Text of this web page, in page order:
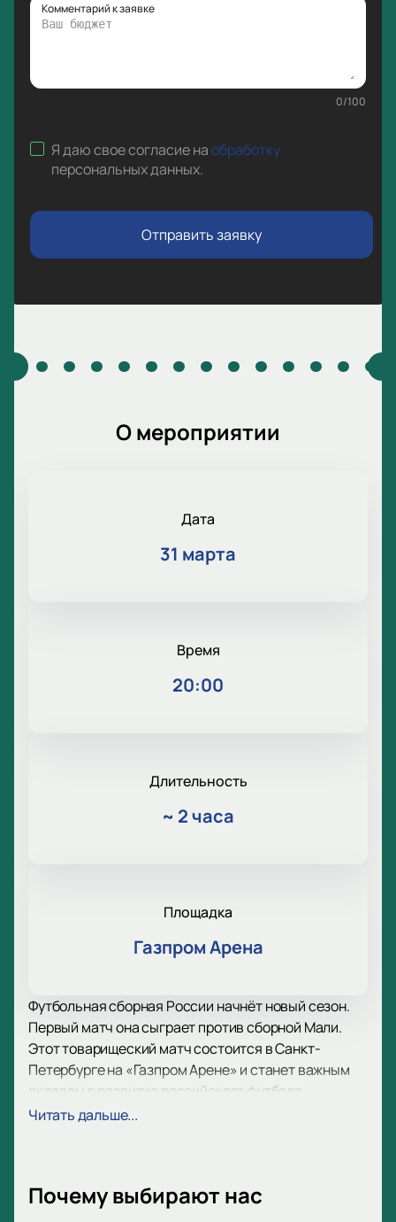
Комментарий к заявке
0/100
Я даю свое согласие наобработку
персональных данных.
Отправить заявку
О мероприятии
Дата
31 марта
Время
20:00
Длительность
~ 2 часа
Площадка
Газпром Арена
Футбольная сборная России начнёт новый сезон.
Первый матч она сыграет против сборной Мали.
Этот товарищеский матч состоится в Санкт-
Петербурге на «Газпром Арене» и станет важным
вкладом в развитие российского футбола.
Осталось немного времени, чтобы забронировать
попасть в Чемпионат мира, а после прохождения
Читать дальше...
Почему выбирают нас